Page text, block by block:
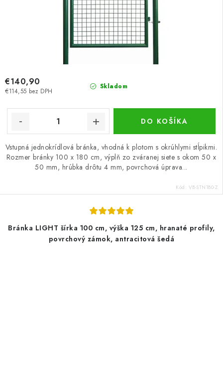
Skladom
€114,55 bez DPH
€140,90
DO KOŠÍKA
Vstupná jednokrídlová bránka, vhodná k plotom s okrúhlymi stĺpikmi.
Rozmer bránky 100 x 180 cm, výplň zo zváranej siete s okom 50 x
50 mm, hrúbka drôtu 4 mm, povrchová úprava...
Kód: VB-STN180-Z
Bránka LIGHT šírka 100 cm, výška 125 cm, hranaté profily,
povrchový zámok, antracitová šedá